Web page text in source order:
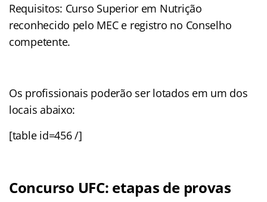
Requisitos: Curso Superior em Nutrição
reconhecido pelo MEC e registro no Conselho
competente.
Os profissionais poderão ser lotados em um dos
locais abaixo:
[table id=456 /]
Concurso UFC: etapas de provas